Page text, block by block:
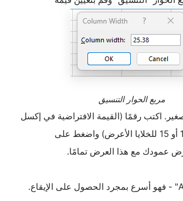
مربع الحوار التنسيق
اكتب رقمًا (القيمة الافتراضية في إكسل
عمودك مع هذا العرض تمامًا.
فهو أسرع بمجرد الحصول على الإيقاع.